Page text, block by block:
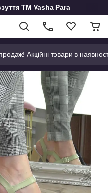
ТМ Vasha Para
Акційні товари в